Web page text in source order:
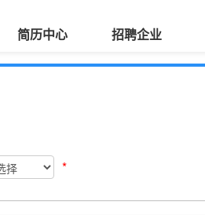
简历中心 招聘企业
*